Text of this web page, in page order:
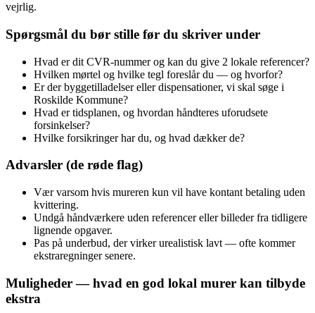
vejrlig.
Spørgsmål du bør stille før du skriver under
Hvad er dit CVR-nummer og kan du give 2 lokale referencer?
Hvilken mørtel og hvilke tegl foreslår du — og hvorfor?
Er der byggetilladelser eller dispensationer, vi skal søge i
Roskilde Kommune?
Hvad er tidsplanen, og hvordan håndteres uforudsete
forsinkelser?
Hvilke forsikringer har du, og hvad dækker de?
Advarsler (de røde flag)
Vær varsom hvis mureren kun vil have kontant betaling uden
kvittering.
Undgå håndværkere uden referencer eller billeder fra tidligere
lignende opgaver.
Pas på underbud, der virker urealistisk lavt — ofte kommer
ekstraregninger senere.
Muligheder — hvad en god lokal murer kan tilbyde
ekstra